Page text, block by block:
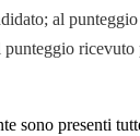
al
sono presenti